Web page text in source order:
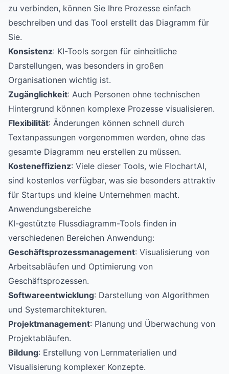
zu verbinden, können Sie Ihre Prozesse einfach
beschreiben und das Tool erstellt das Diagramm für
Sie.
Konsistenz: KI-Tools sorgen für einheitliche
Darstellungen, was besonders in großen
Organisationen wichtig ist.
Zugänglichkeit: Auch Personen ohne technischen
Hintergrund können komplexe Prozesse visualisieren.
Flexibilität: Änderungen können schnell durch
Textanpassungen vorgenommen werden, ohne das
gesamte Diagramm neu erstellen zu müssen.
Kosteneffizienz: Viele dieser Tools, wie FlochartAI,
sind kostenlos verfügbar, was sie besonders attraktiv
für Startups und kleine Unternehmen macht.
Anwendungsbereiche
KI-gestützte Flussdiagramm-Tools finden in
verschiedenen Bereichen Anwendung:
Geschäftsprozessmanagement: Visualisierung von
Arbeitsabläufen und Optimierung von
Geschäftsprozessen.
Softwareentwicklung: Darstellung von Algorithmen
und Systemarchitekturen.
Projektmanagement: Planung und Überwachung von
Projektabläufen.
Bildung: Erstellung von Lernmaterialien und
Visualisierung komplexer Konzepte.